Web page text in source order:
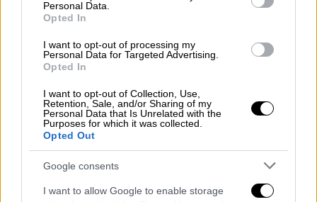
Personal Data.
Opted In
I want to opt-out of processing my
Personal Data for Targeted Advertising.
Opted In
I want to opt-out of Collection, Use,
Retention, Sale, and/or Sharing of my
Personal Data that Is Unrelated with the
Purposes for which it was collected.
Opted Out
Google consents
I want to allow Google to enable storage
πρώτο της προσωπικό τραγούδι με τίτλο
και ενορχήστρωση τουΓιώργου Λαιμού.
Ένα κομμάτι με κινηματογραφική
ατμόσφαιρα, νοσταλγική διάθεση και
ρεμπέτικες επιρροές, που όταν το ακούς
μοιάζει σαν να είναι ένας ψίθυρος και ένα
παράπονο για μια ανεκπλήρωτη αγάπη.
«Νιώθω πολύ ενθουσιασμένη και
συγκινημένη για αυτό το καινούργιο